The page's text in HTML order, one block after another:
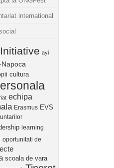
international
ayi
Napoca
cultura
echipa
Erasmus EVS
learning
oportunitati de
scoala de vara